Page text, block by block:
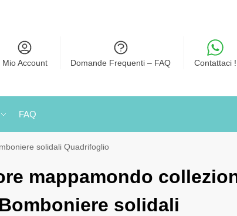
Mio Account Domande Frequenti – FAQ Contattaci !
FAQ
solidali Quadrifoglio
mappamondo
solidali